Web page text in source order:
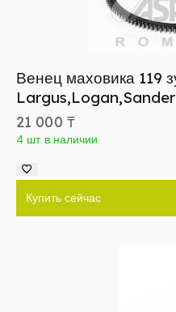
Венец маховика 119
21 000 ₸
4 шт в наличии
Купить сейчас